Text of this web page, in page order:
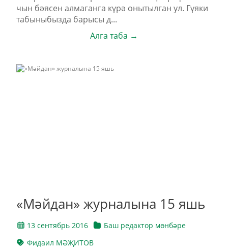
чын бәясен алмаганга күрә онытылган ул. Гүяки
табыныбызда барысы д...
Алга таба →
«Мәйдан» журналына 15 яшь
13 сентябрь 2016
Баш редактор мөнбәре
Фидаил МӘҖИТОВ